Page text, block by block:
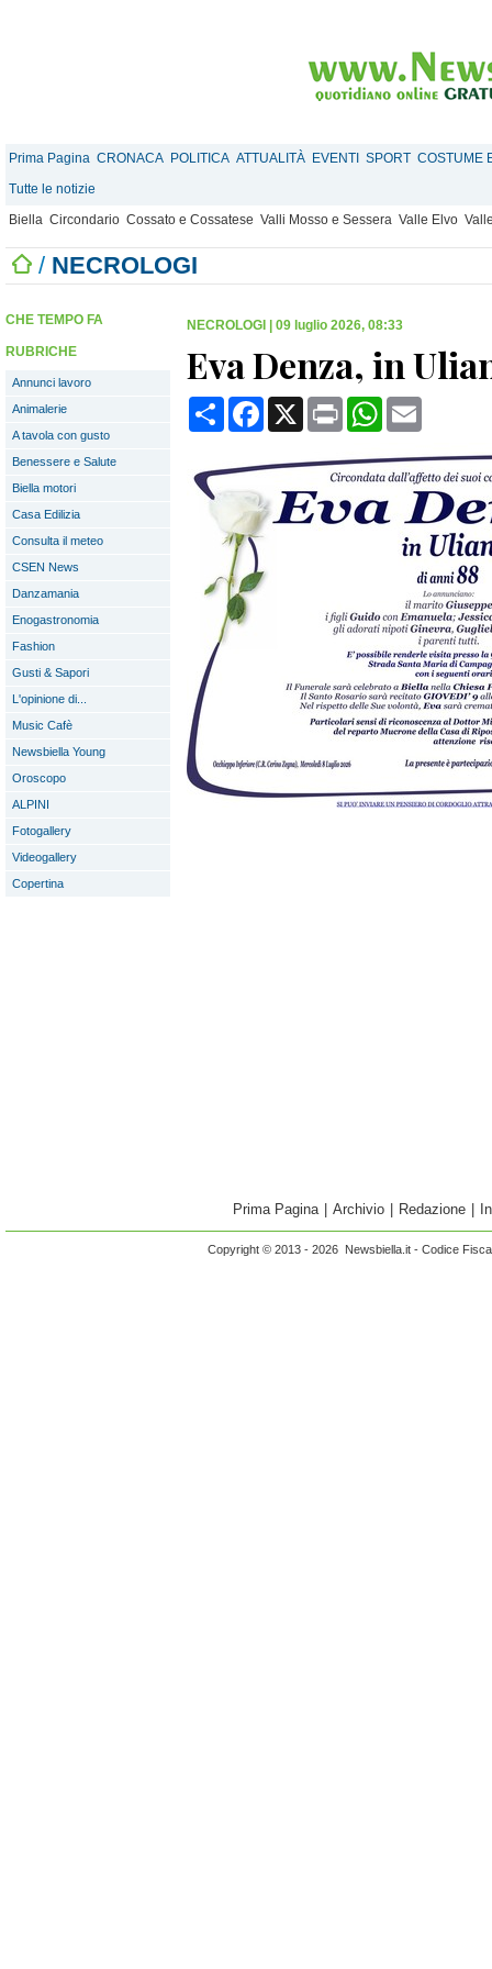
Prima Pagina CRONACA POLITICA ATTUALITÀ EVENTI SPORT COSTUME
Tutte le notizie
Biella Circondario Cossato e Cossatese Valli Mosso e Sessera Valle Elvo
/ NECROLOGI
CHE TEMPO FA
RUBRICHE
Annunci lavoro
Animalerie
A tavola con gusto
Benessere e Salute
Biella motori
Casa Edilizia
Consulta il meteo
CSEN News
Danzamania
Enogastronomia
Fashion
Gusti & Sapori
L'opinione di...
Music Cafè
Newsbiella Young
Oroscopo
ALPINI
Fotogallery
Videogallery
Copertina
NECROLOGI 09 luglio 2026, 08:33
Eva Denza, in
CondividiFacebook
X Print WhatsApp
Prima Pagina Archivio Redazione
Copyright © 2013 - 2026 Newsbiella.it - Codice